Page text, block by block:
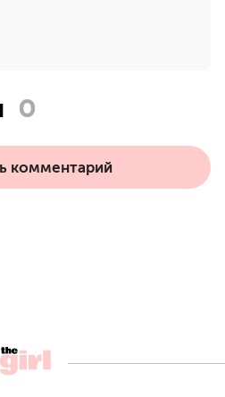
0
комментарий